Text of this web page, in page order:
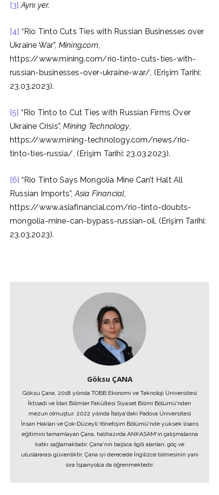
[3] Aynı yer.
[4] “Rio Tinto Cuts Ties with Russian Businesses over
Ukraine War”, Mining.com,
https://www.mining.com/rio-tinto-cuts-ties-with-
russian-businesses-over-ukraine-war/, (Erişim Tarihi:
23.03.2023).
[5] “Rio Tinto to Cut Ties with Russian Firms Over
Ukraine Crisis”,Mining Technology,
https://www.mining-technology.com/news/rio-
tinto-ties-russia/, (Erişim Tarihi: 23.03.2023).
[6] “Rio Tinto Says Mongolia Mine Can’t Halt All
Russian Imports”,Asia Financial,
https://www.asiafinancial.com/rio-tinto-doubts-
mongolia-mine-can-bypass-russian-oil, (Erişim Tarihi:
23.03.2023).
Göksu ÇANA
Göksu Çana, 2018 yılında TOBB Ekonomi ve Teknoloji Üniversitesi
İktisadi ve İdari Bilimler Fakültesi Siyaset Bilimi Bölümü'nden
mezun olmuştur. 2022 yılında İtalya'daki Padova Üniversitesi
İnsan Hakları ve Çok-Düzeyli Yönetişim Bölümü'nde yüksek lisans
eğitimini tamamlayan Çana, halihazırda ANKASAM'ın çalışmalarına
katkı sağlamaktadır. Çana'nın başlıca ilgili alanları; göç ve
uluslararası güvenliktir. Çana iyi derecede İngilizce bilmesinin yanı
sıra İspanyolca da öğrenmektedir.